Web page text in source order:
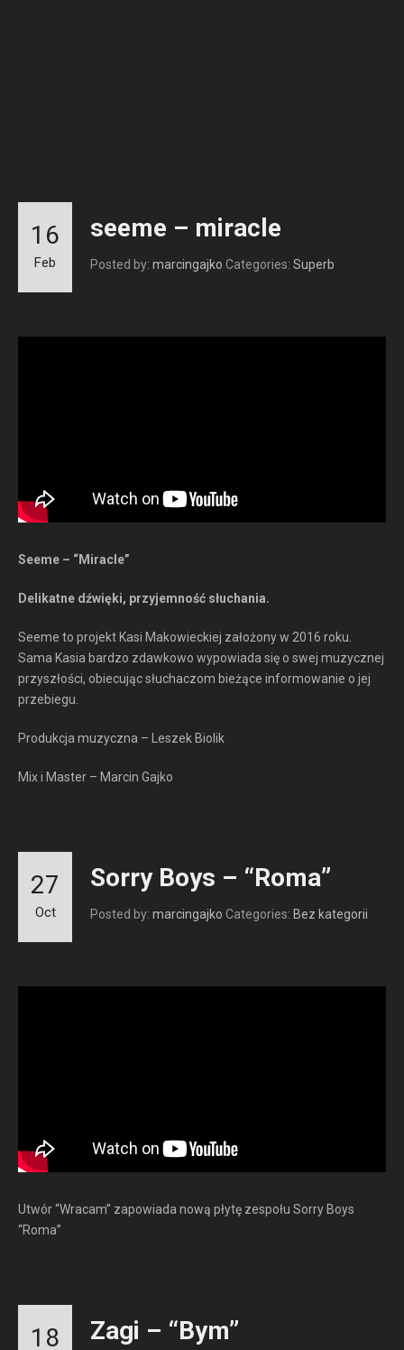
seeme – miracle
Posted by: marcingajko Categories: Superb
16
Feb
Seeme – “Miracle”
Delikatne dźwięki, przyjemność słuchania.
Seeme to projekt Kasi Makowieckiej założony w 2016 roku.
Sama Kasia bardzo zdawkowo wypowiada się o swej muzycznej
przyszłości, obiecując słuchaczom bieżące informowanie o jej
przebiegu.
Produkcja muzyczna – Leszek Biolik
Mix i Master – Marcin Gajko
Sorry Boys – “Roma”
Posted by: marcingajko Categories: Bez kategorii
27
Oct
Utwór “Wracam” zapowiada nową płytę zespołu Sorry Boys
“Roma”
Zagi – “Bym”
18